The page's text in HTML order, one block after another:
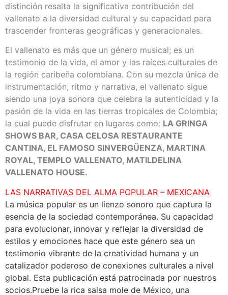
distinción resalta la significativa contribución del
vallenato a la diversidad cultural y su capacidad para
trascender fronteras geográficas y generacionales.
El vallenato es más que un género musical; es un
testimonio de la vida, el amor y las raíces culturales de
la región caribeña colombiana. Con su mezcla única de
instrumentación, ritmo y narrativa, el vallenato sigue
siendo una joya sonora que celebra la autenticidad y la
pasión de la vida en las tierras tropicales de Colombia;
la cual puede disfrutar en lugares como: LA GRINGA
SHOWS BAR, CASA CELOSA RESTAURANTE
CANTINA, EL FAMOSO SINVERGÜENZA, MARTINA
ROYAL, TEMPLO VALLENATO, MATILDELINA
VALLENATO HOUSE.
LAS NARRATIVAS DEL ALMA POPULAR – MEXICANA
La música popular es un lienzo sonoro que captura la
esencia de la sociedad contemporánea. Su capacidad
para evolucionar, innovar y reflejar la diversidad de
estilos y emociones hace que este género sea un
testimonio vibrante de la creatividad humana y un
catalizador poderoso de conexiones culturales a nivel
global. Esta publicación está patrocinada por nuestros
socios.Pruebe la rica salsa mole de México, una